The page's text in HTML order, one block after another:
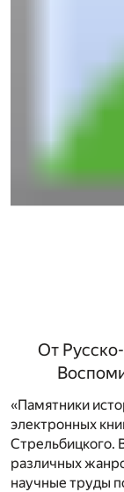
От
«Памятники
электронных
Стрельбицкого.
различных
научные труды